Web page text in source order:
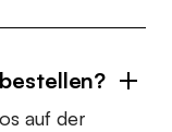
auf der